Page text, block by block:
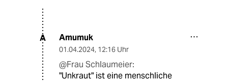
A Amumuk
01.04.2024, 12:16 Uhr
@Frau Schlaumeier:
"Unkraut" ist eine menschliche